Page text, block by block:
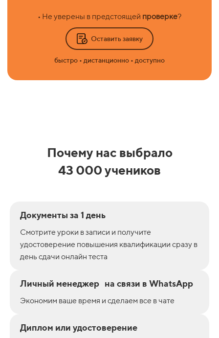
• Не уверены в предстоящей проверке?
Оставить заявку
быстро • дистанционно • доступно
Почему нас выбрало
43 000 учеников
Документы за 1 день
Смотрите уроки в записи и получите
удостоверение повышения квалификации сразу в
день сдачи онлайн теста
Личный менеджер на связи в WhatsApp
Экономим ваше время и сделаем все в чате
Диплом или удостоверение